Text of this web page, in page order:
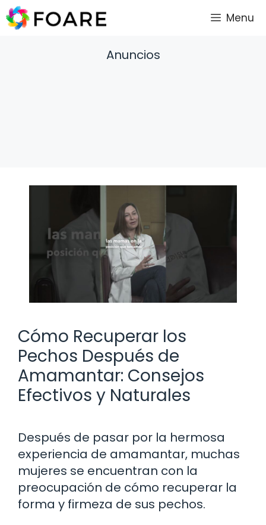
Saltar
al
Menu
Anuncios
Cómo Recuperar los
Pechos Después de
Amamantar: Consejos
Efectivos y Naturales
Después de pasar por la hermosa
experiencia de amamantar, muchas
mujeres se encuentran con la
preocupación de cómo recuperar la
forma y firmeza de sus pechos.